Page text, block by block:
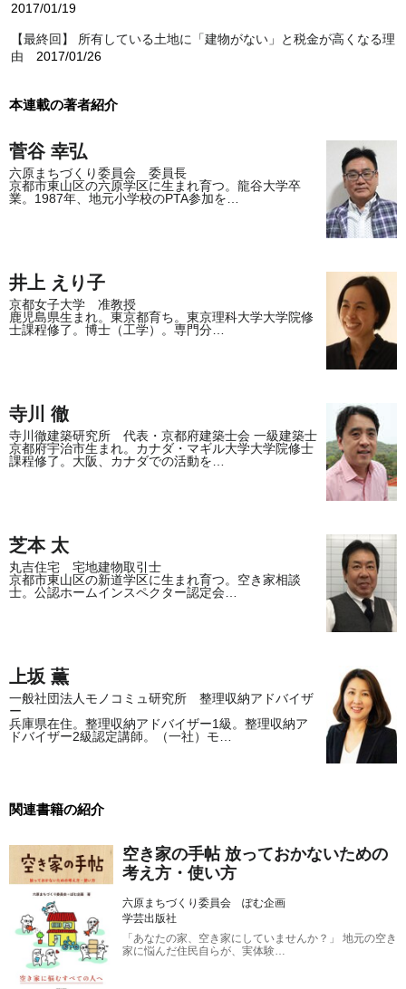
2017/01/19
【最終回】 所有している土地に「建物がない」と税金が高くなる理
由 2017/01/26
本連載の著者紹介
菅谷 幸弘
六原まちづくり委員会 委員長
京都市東山区の六原学区に生まれ育つ。龍谷大学卒
業。1987年、地元小学校のPTA参加を…
井上 えり子
京都女子大学 准教授
鹿児島県生まれ。東京都育ち。東京理科大学大学院修
士課程修了。博士（工学）。専門分…
寺川 徹
寺川徹建築研究所 代表・京都府建築士会 一級建築士
京都府宇治市生まれ。カナダ・マギル大学大学院修士
課程修了。大阪、カナダでの活動を…
芝本 太
丸吉住宅 宅地建物取引士
京都市東山区の新道学区に生まれ育つ。空き家相談
士。公認ホームインスペクター認定会…
上坂 薫
一般社団法人モノコミュ研究所 整理収納アドバイザ
ー
兵庫県在住。整理収納アドバイザー1級。整理収納ア
ドバイザー2級認定講師。（一社）モ…
関連書籍の紹介
空き家の手帖 放っておかないための
考え方・使い方
六原まちづくり委員会 ぽむ企画
学芸出版社
「あなたの家、空き家にしていませんか？」 地元の空き
家に悩んだ住民自らが、実体験…